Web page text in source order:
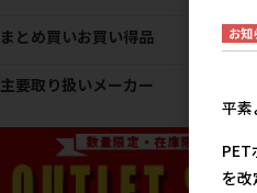
まとめ買いお買い得品
主要取り扱いメーカー
お知
平素
PET
を改